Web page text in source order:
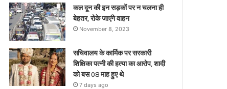
कल दून की इन सड़कों पर न चलना ही
बेहतर, रोके जाएंगे वाहन
November 8, 2023
सचिवालय के कार्मिक पर सरकारी
शिक्षिका पत्नी की हत्या का आरोप, शादी
को बस 08 माह हुए थे
7 days ago